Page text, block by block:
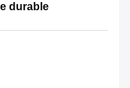
durable